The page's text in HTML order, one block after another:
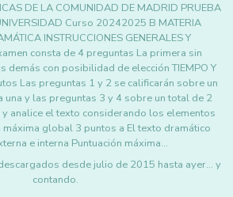
DE LA COMUNIDAD DE MADRID PRUEBA
Curso 20242025 B MATERIA
INSTRUCCIONES GENERALES Y
consta de 4 preguntas La primera sin
demás con posibilidad de elección TIEMPO Y
Las preguntas 1 y 2 se calificarán sobre un
una y las preguntas 3 y 4 sobre un total de 2
y analice el texto considerando los elementos
máxima global 3 puntos a El texto dramático
e interna Puntuación máxima…
desde julio de 2015 hasta ayer... y
contando.